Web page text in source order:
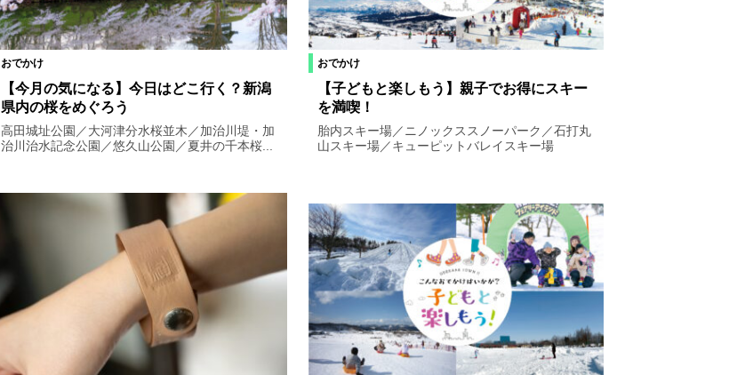
おでかけ
【今月の気になる】今日はどこ行く？新潟
県内の桜をめぐろう
高田城址公園／大河津分水桜並木／加治川堤・加
治川治水記念公園／悠久山公園／夏井の千本桜...
おでかけ
【子どもと楽しもう】親子でお得にスキー
を満喫！
胎内スキー場／ニノックススノーパーク／石打丸
山スキー場／キューピットバレイスキー場